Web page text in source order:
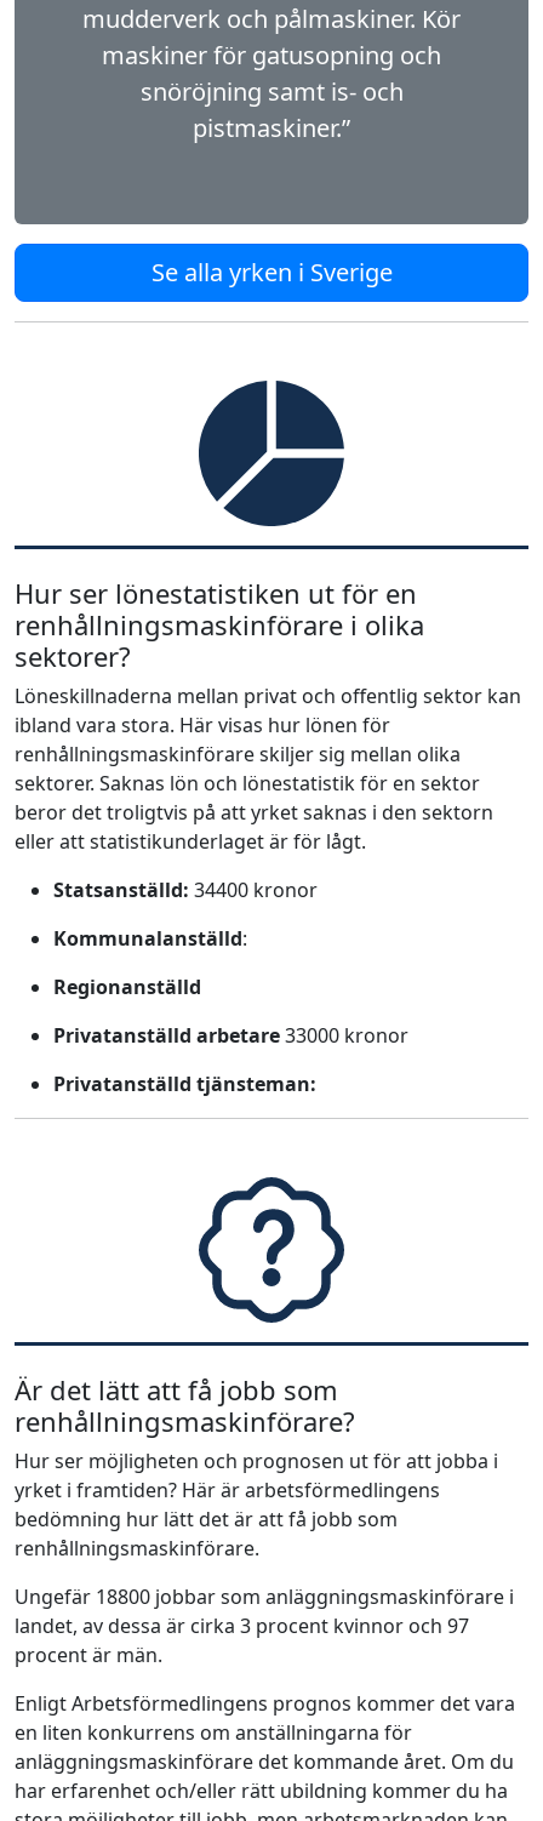
mudderverk och pålmaski­ner. Kör
maskiner för gatusopning och
snöröjning samt is- och
pistmaskiner.”
Se alla yrken i Sverige
Hur ser lönestatistiken ut för en
renhållningsmaskinförare i olika
sektorer?
Löneskillnaderna mellan privat och offentlig sektor kan
ibland vara stora. Här visas hur lönen för
renhållningsmaskinförare skiljer sig mellan olika
sektorer. Saknas lön och lönestatistik för en sektor
beror det troligtvis på att yrket saknas i den sektorn
eller att statistikunderlaget är för lågt.
Statsanställd: 34400 kronor
Kommunalanställd:
Regionanställd
Privatanställd arbetare33000 kronor
Privatanställd tjänsteman:
Är det lätt att få jobb som
renhållningsmaskinförare?
Hur ser möjligheten och prognosen ut för att jobba i
yrket i framtiden? Här är arbetsförmedlingens
bedömning hur lätt det är att få jobb som
renhållningsmaskinförare.
Ungefär 18800 jobbar som anläggningsmaskinförare i
landet, av dessa är cirka 3 procent kvinnor och 97
procent är män.
Enligt Arbetsförmedlingens prognos kommer det vara
en liten konkurrens om anställningarna för
anläggningsmaskinförare det kommande året. Om du
har erfarenhet och/eller rätt ubildning kommer du ha